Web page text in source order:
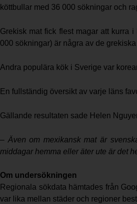
köttbullar med 36 000 sökningar och
Grekisk mat fick flest magar att kurra
000 sökningar) är några av de
Andra populära kök i Sverige var
En fullständig översikt av varje läns
Gällande resultaten sade Helen
– Även om mexikansk mat är
middagar hemma eller äter ute är det
Om undersökningen
Regionala sökdata hämtades från
var lika mellan städer och regioner